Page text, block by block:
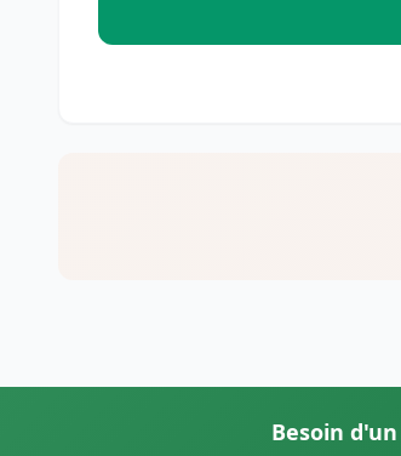
Besoin